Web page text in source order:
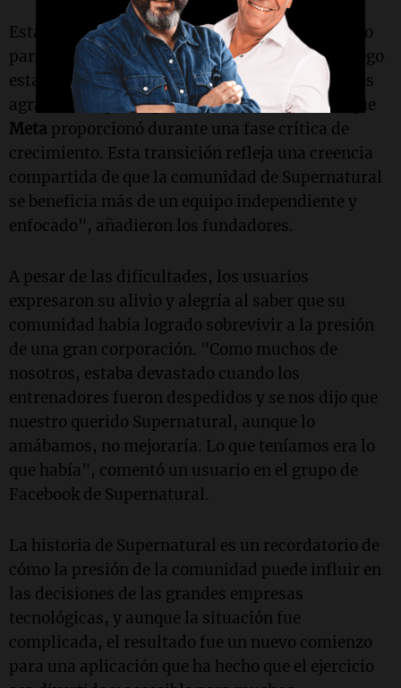
Esta transición representa un momento positivo
para la comunidad, que había sentido que el juego
estaba destinado a ser descontinuado. "Estamos
agradecidos por la plataforma y los recursos que
Meta proporcionó durante una fase crítica de
crecimiento. Esta transición refleja una creencia
compartida de que la comunidad de Supernatural
se beneficia más de un equipo independiente y
enfocado", añadieron los fundadores.
A pesar de las dificultades, los usuarios
expresaron su alivio y alegría al saber que su
comunidad había logrado sobrevivir a la presión
de una gran corporación. "Como muchos de
nosotros, estaba devastado cuando los
entrenadores fueron despedidos y se nos dijo que
nuestro querido Supernatural, aunque lo
amábamos, no mejoraría. Lo que teníamos era lo
que había", comentó un usuario en el grupo de
Facebook de Supernatural.
La historia de Supernatural es un recordatorio de
cómo la presión de la comunidad puede influir en
las decisiones de las grandes empresas
tecnológicas, y aunque la situación fue
complicada, el resultado fue un nuevo comienzo
para una aplicación que ha hecho que el ejercicio